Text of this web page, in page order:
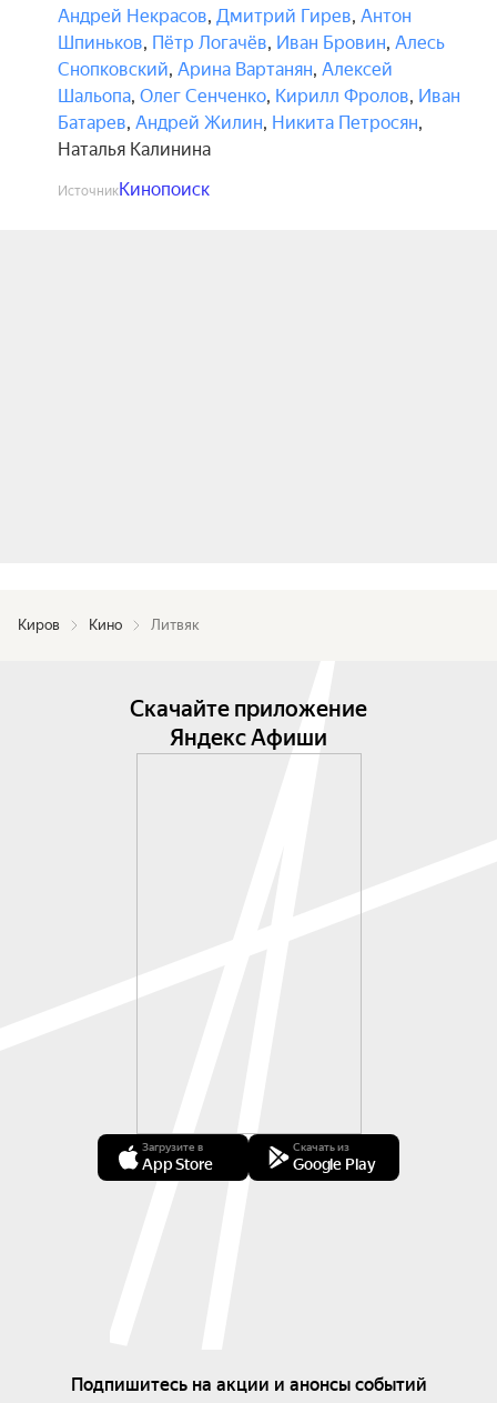
Андрей Некрасов, Дмитрий Гирев, Антон
Шпиньков, Пётр Логачёв, Иван Бровин, Алесь
Снопковский, Арина Вартанян, Алексей
Шальопа, Олег Сенченко, Кирилл Фролов, Иван
Батарев, Андрей Жилин, Никита Петросян,
Наталья Калинина
ИсточникКинопоиск
Киров Кино Литвяк
Скачайте приложение
Яндекс Афиши
Загрузите в
App Store
Скачать из
Google Play
Подпишитесь на акции и анонсы событий